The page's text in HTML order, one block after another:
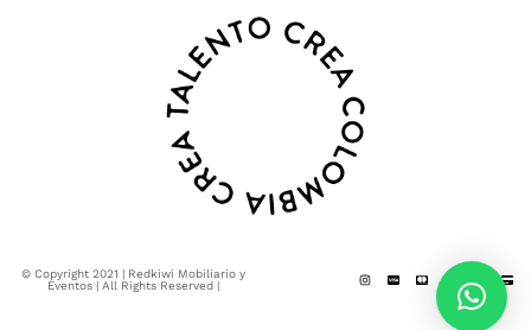
© Copyright 2021 | Redkiwi Mobiliario y
Eventos | All Rights Reserved |